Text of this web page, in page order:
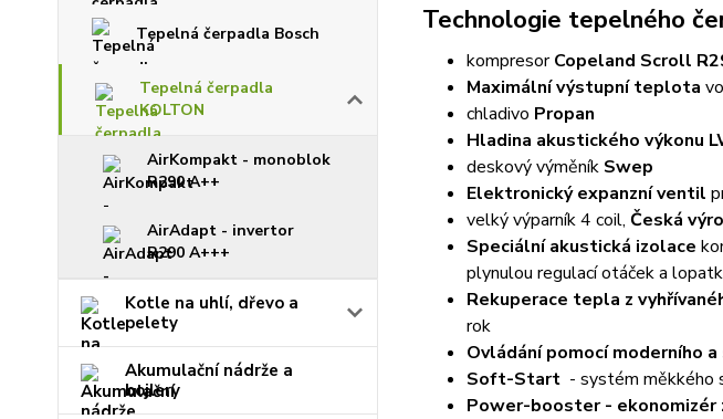
Tepelná čerpadla Bosch
Tepelná čerpadla
KOLTON
AirKompakt - monoblok
R290 A++
AirAdapt - invertor
R290 A+++
Kotle na uhlí, dřevo a
pelety
Akumulační nádrže a
bojlery
Technologie tepelného
kompresorCopeland Scroll
Maximální výstupní teplota
chladivo Propan
Hladina akustického výkonu
deskový výměník Swep
Elektronický expanzní ventil
velký výparník 4 coil, Česká
Speciální akustická izolace
plynulou regulací otáček a
Rekuperace tepla z
rok
Ovládání pomocí moderního
Soft-Start- systém měkkého
Power-booster - ekonomizér